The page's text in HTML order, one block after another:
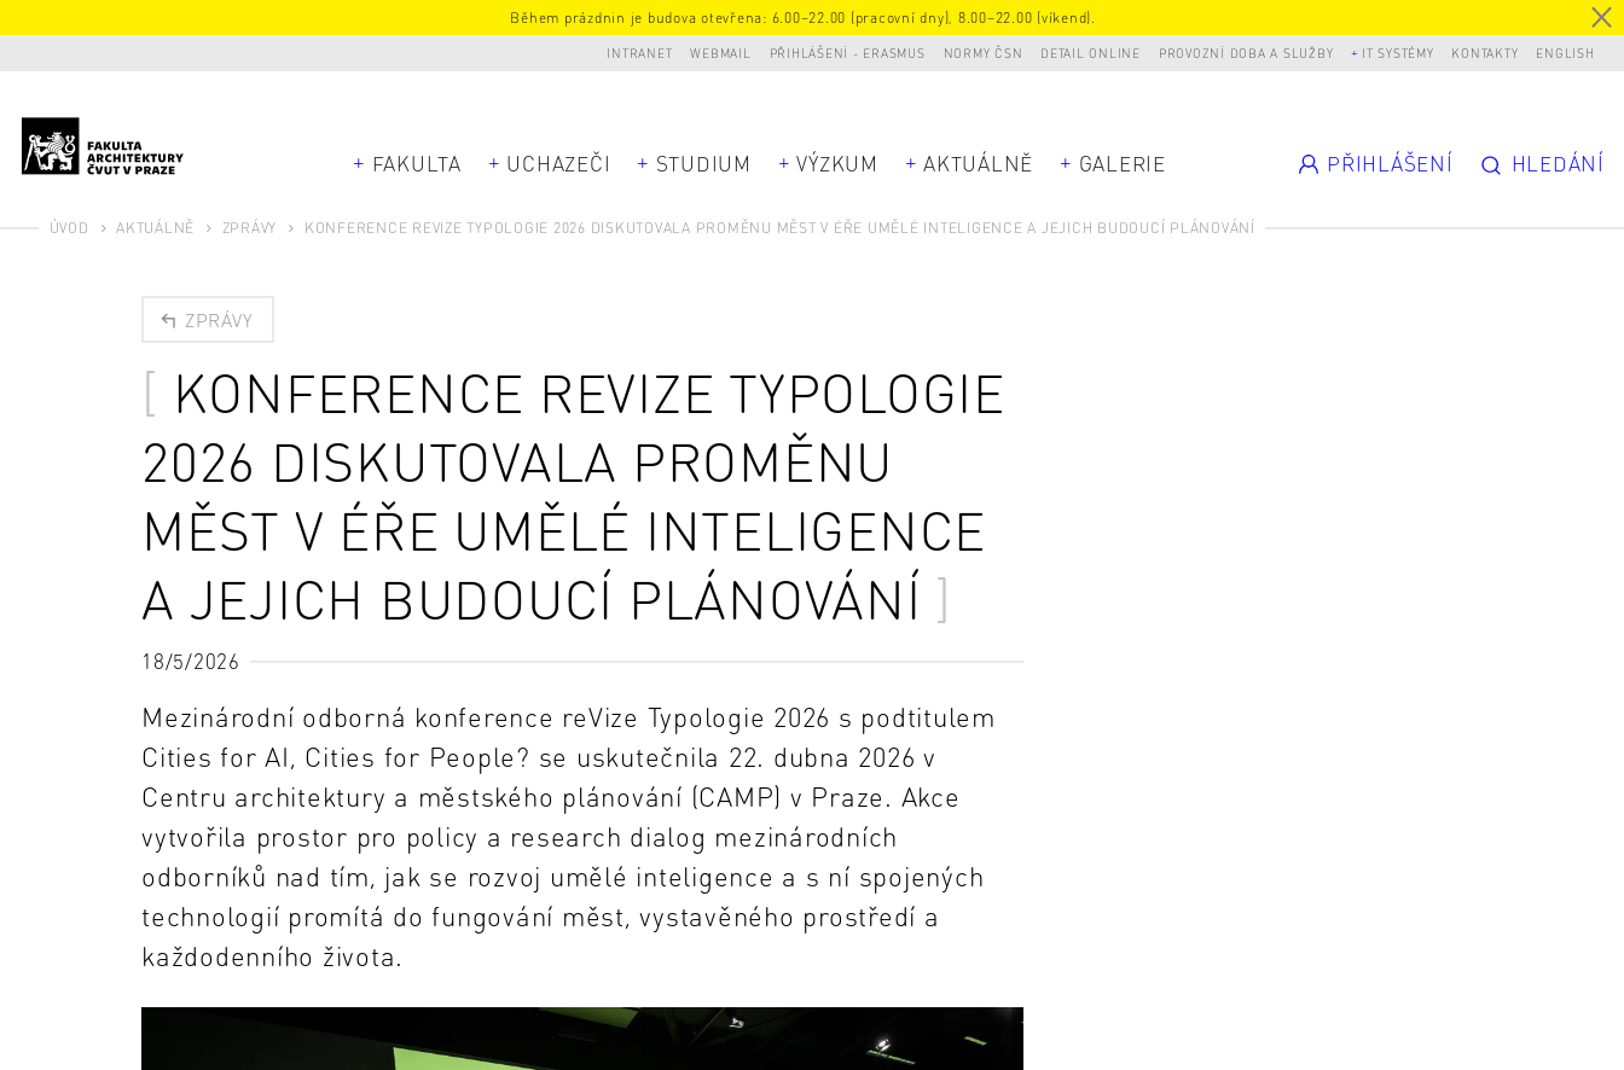
Během prázdnin je budova otevřena: 6.00–22.00 (pracovní dny), 8.00–22.00 (víkend).
INTRANET WEBMAIL PŘIHLÁŠENÍ - ERASMUS NORMY ČSN DETAIL ONLINE PROVOZNÍ DOBA A SLUŽBY IT SYSTÉMY KONTAKTY ENGLISH
FAKULTA UCHAZEČI STUDIUM VÝZKUM AKTUÁLNĚ GALERIE PŘIHLÁŠENÍ HLEDÁNÍ
ÚVOD AKTUÁLNĚ ZPRÁVY KONFERENCE REVIZE TYPOLOGIE 2026 DISKUTOVALA PROMĚNU MĚST V ÉŘE UMĚLÉ INTELIGENCE A JEJICH BUDOUCÍ PLÁNOVÁNÍ
ZPRÁVY
KONFERENCE REVIZE TYPOLOGIE
2026 DISKUTOVALA PROMĚNU
MĚST V ÉŘE UMĚLÉ INTELIGENCE
A JEJICH BUDOUCÍ PLÁNOVÁNÍ
18/5/2026
Mezinárodní odborná konference reVize Typologie 2026 s podtitulem
Cities for AI, Cities for People? se uskutečnila 22. dubna 2026 v
Centru architektury a městského plánování (CAMP) v Praze. Akce
vytvořila prostor pro policy a research dialog mezinárodních
odborníků nad tím, jak se rozvoj umělé inteligence a s ní spojených
technologií promítá do fungování měst, vystavěného prostředí a
každodenního života.